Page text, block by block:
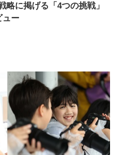
略に掲げる「4つの挑戦」
ュー